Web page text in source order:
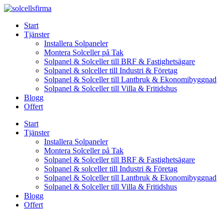
Skip
contentStart
Tjänster
Installera Solpaneler
Montera Solceller på Tak
Solpanel & Solceller till BRF & Fastighetsägare
Solpanel & solceller till Industri & Företag
Solpanel & Solceller till Lantbruk & Ekonomibyggnad
Solpanel & Solceller till Villa & Fritidshus
Blogg
Offert
Start
Tjänster
Installera Solpaneler
Montera Solceller på Tak
Solpanel & Solceller till BRF & Fastighetsägare
Solpanel & solceller till Industri & Företag
Solpanel & Solceller till Lantbruk & Ekonomibyggnad
Solpanel & Solceller till Villa & Fritidshus
Blogg
Offert